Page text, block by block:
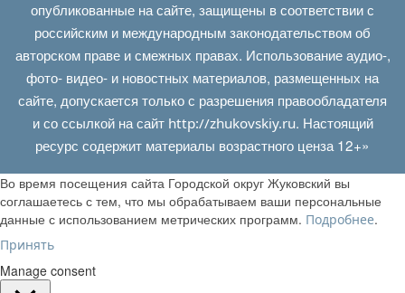
опубликованные на сайте, защищены в соответствии с
российским и международным законодательством об
авторском праве и смежных правах. Использование аудио-,
фото- видео- и новостных материалов, размещенных на
сайте, допускается только с разрешения правообладателя
и со ссылкой на сайт http://zhukovskiy.ru. Настоящий
ресурс содержит материалы возрастного ценза 12+»
Во время посещения сайта Городской округ Жуковский вы
соглашаетесь с тем, что мы обрабатываем ваши персональные
данные с использованием метрических программ. Подробнее.
Принять
Manage consent